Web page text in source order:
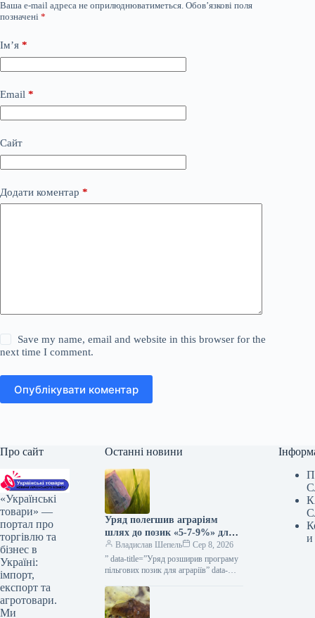
Ваша e-mail адреса не оприлюднюватиметься. Обов’язкові поля
позначені *
Ім’я *
Email *
Сайт
Додати коментар *
Save my name, email and website in this browser for the
next time I comment.
Опублікувати коментар
Про сайт
«Українські
товари» —
портал про
торгівлю та
бізнес в
Україні:
імпорт,
експорт та
агротовари.
Ми
Останні новини
Уряд полегшив аграріям
шлях до позик «5-7-9%» для
весняних посівних робіт та
виробничих завдань —
КУРКУЛЬ
Владислав Шепель
Сер 8, 2026
” data-title=”Уряд розширив програму
пільгових позик для аграріїв” data-
uryad-rozshiriv-programu-dostupnih-
kreditiv-dlya-fermeriv”> Уряд
розширив програму пільгових позик
и